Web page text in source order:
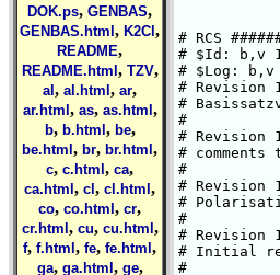
DOK.ps, GENBAS,
GENBAS.html , K2Cl ,
README,
README.html , TZV,
al , al.html , ar,
ar.html , as, as.html ,
b, b.html , be,
be.html , br, br.html ,
c, c.html , ca,
ca.html , cl , cl.html ,
co, co.html , cr,
cr.html , cu, cu.html ,
f, f.html , fe, fe.html ,
ga, ga.html , ge,